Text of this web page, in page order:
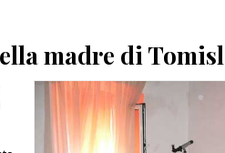
madre di